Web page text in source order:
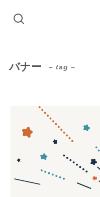
バナー – tag –